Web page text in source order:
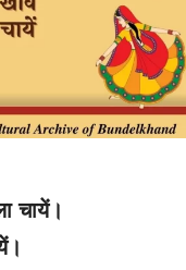
चायें।